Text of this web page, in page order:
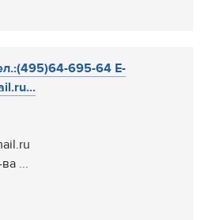
695-64 E-
...